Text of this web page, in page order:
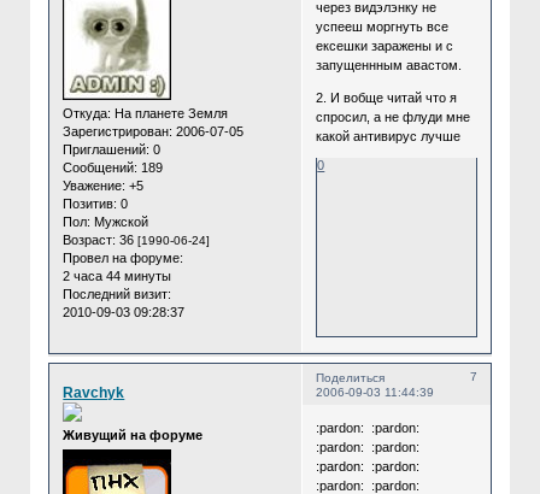
Откуда: На планете Земля
Зарегистрирован: 2006-07-05
Приглашений: 0
Сообщений: 189
Уважение: +5
Позитив: 0
Пол: Мужской
Возраст: 36[1990-06-24]
Провел на форуме:
2 часа 44 минуты
Последний визит:
2010-09-03 09:28:37
через видэлэнку не
успееш моргнуть все
ексешки заражены и с
запущеннным авастом.
2. И вобще читай что я
спросил, а не флуди мне
какой антивирус лучше
0
Поделиться
7
2006-09-03 11:44:39
Ravchyk
Живущий на форуме
:pardon: :pardon:
:pardon: :pardon:
:pardon: :pardon:
:pardon: :pardon: